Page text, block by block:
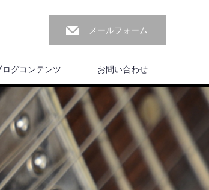
メールフォーム
ログコンテンツ お問い合わせ